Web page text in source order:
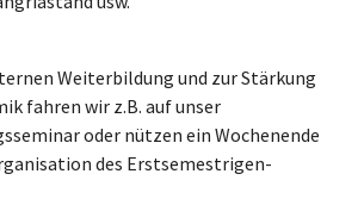
Weiterbildung und zur Stärkung
fahren wir z.B. auf unser
oder nützen ein Wochenende
des Erstsemestrigen-